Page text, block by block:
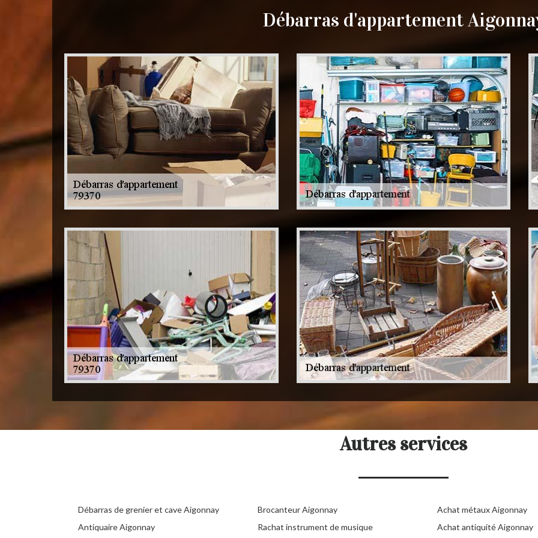
Débarras d'appartement
Autres services
Débarras de grenier et cave Aigonnay
Antiquaire Aigonnay
Brocanteur Aigonnay
Rachat instrument de musique
Achat métaux Aigonnay
Achat antiquité Aigonnay